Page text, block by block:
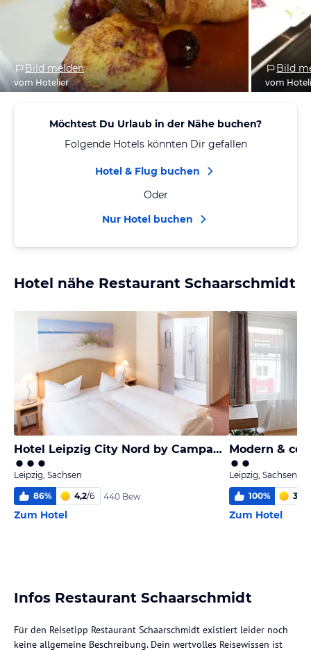
Bild melden
vom Hotelier
Bild
vom
Möchtest Du Urlaub in der Nähe buchen?
Folgende Hotels könnten Dir gefallen
Hotel & Flug buchen
Oder
Nur Hotel buchen
Hotel nähe Restaurant Schaarschmidt
Hotel Leipzig City Nord by Campanile
Leipzig, Sachsen
86% 4,2/6 440 Bew.
Zum Hotel
Leipzig, Sachsen
100% 3,6
Zum Hotel
Infos Restaurant Schaarschmidt
Für den Reisetipp Restaurant Schaarschmidt existiert leider noch
keine allgemeine Beschreibung. Dein wertvolles Reisewissen ist